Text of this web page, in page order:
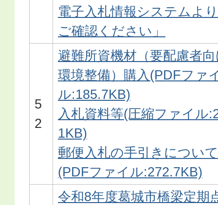
電子入札情報システムより
ご確認ください」
5
2
避難所資機材（要配慮者
環境整備）購入(PDFファ
ル:185.7KB)
入札資料等(圧縮ファイル
1KB)
郵便入札の手引きについて
(PDFファイル:272.7KB)
令和8年度葛城市橋梁定期